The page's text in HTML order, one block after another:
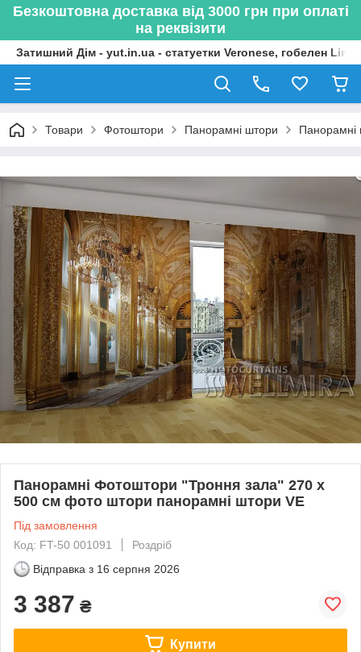
Безкоштовна доставка від 3000 грн при оплаті
на реквізити
Затишний Дім - yut.in.ua - статуетки Veronese, гобелен
Товари Фотоштори Панорамні штори Панорамні
Панорамні Фотоштори "Троння зала" 270 х
500 см фото штори панорамні штори VE
Під замовлення
Код: FT-50 001091
Роздріб
Відправка з 16 серпня 2026
3 387 ₴
Купити